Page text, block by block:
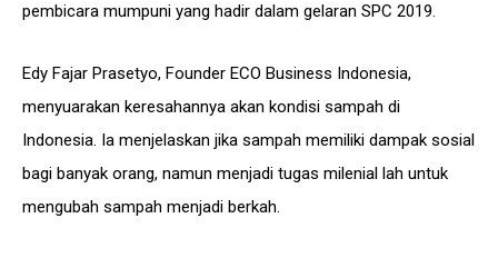
pembicara mumpuni yang hadir dalam gelaran SPC 2019.
Edy Fajar Prasetyo, Founder ECO Business Indonesia,
menyuarakan keresahannya akan kondisi sampah di
Indonesia. Ia menjelaskan jika sampah memiliki dampak sosial
bagi banyak orang, namun menjadi tugas milenial lah untuk
mengubah sampah menjadi berkah.